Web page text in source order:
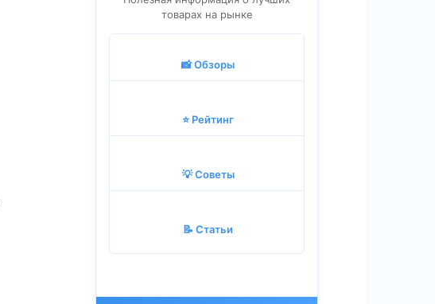
товарах на рынке
📸 Обзоры
⭐ Рейтинг
💡 Советы
📝 Статьи